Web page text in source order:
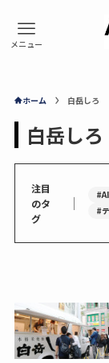
ホーム 白岳しろ
白岳しろ
注目
のタ
グ
｜ #AI
#